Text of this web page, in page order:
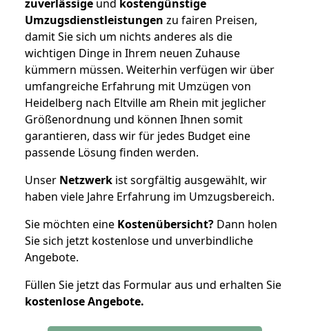
zuverlässige und kostengünstige
Umzugsdienstleistungen zu fairen Preisen,
damit Sie sich um nichts anderes als die
wichtigen Dinge in Ihrem neuen Zuhause
kümmern müssen. Weiterhin verfügen wir über
umfangreiche Erfahrung mit Umzügen von
Heidelberg nach Eltville am Rhein mit jeglicher
Größenordnung und können Ihnen somit
garantieren, dass wir für jedes Budget eine
passende Lösung finden werden.
Unser Netzwerk ist sorgfältig ausgewählt, wir
haben viele Jahre Erfahrung im Umzugsbereich.
Sie möchten eine Kostenübersicht? Dann holen
Sie sich jetzt kostenlose und unverbindliche
Angebote.
Füllen Sie jetzt das Formular aus und erhalten Sie
kostenloseAngebote.